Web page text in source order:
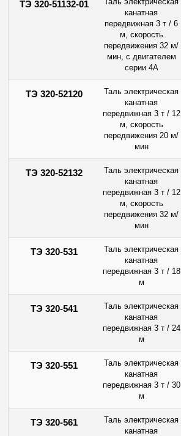
ТЭ 320-51132-01
канатная
передвижная 3 т / 6
м, скорость
передвижения 32 м/
мин, с двигателем
серии 4А
ТЭ 320-52120
Таль электрическая
канатная
передвижная 3 т / 12
м, скорость
передвижения 20 м/
мин
ТЭ 320-52132
Таль электрическая
канатная
передвижная 3 т / 12
м, скорость
передвижения 32 м/
мин
ТЭ 320-531
Таль электрическая
канатная
передвижная 3 т / 18
м
ТЭ 320-541
Таль электрическая
канатная
передвижная 3 т / 24
м
ТЭ 320-551
Таль электрическая
канатная
передвижная 3 т / 30
м
ТЭ 320-561
Таль электрическая
канатная